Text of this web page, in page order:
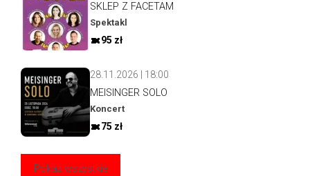
SKLEP Z FACETAM
Spektakl
95 zł
28.11.2026 | 18:00
MEISINGER SOLO
Koncert
75 zł
Pokaż wszystkie